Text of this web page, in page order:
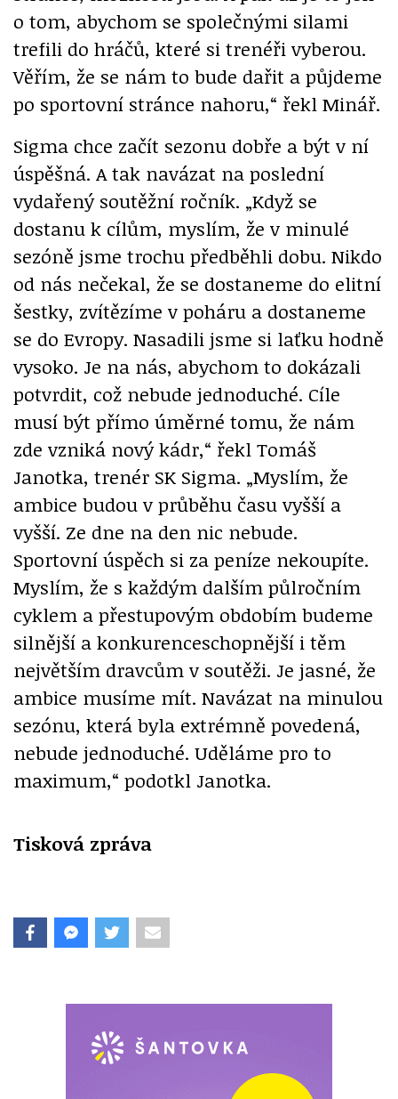
o tom, abychom se společnými silami
trefili do hráčů, které si trenéři vyberou.
Věřím, že se nám to bude dařit a půjdeme
po sportovní stránce nahoru,“ řekl Minář.
Sigma chce začít sezonu dobře a být v ní
úspěšná. A tak navázat na poslední
vydařený soutěžní ročník. „Když se
dostanu k cílům, myslím, že v minulé
sezóně jsme trochu předběhli dobu. Nikdo
od nás nečekal, že se dostaneme do elitní
šestky, zvítězíme v poháru a dostaneme
se do Evropy. Nasadili jsme si laťku hodně
vysoko. Je na nás, abychom to dokázali
potvrdit, což nebude jednoduché. Cíle
musí být přímo úměrné tomu, že nám
zde vzniká nový kádr,“ řekl Tomáš
Janotka, trenér SK Sigma. „Myslím, že
ambice budou v průběhu času vyšší a
vyšší. Ze dne na den nic nebude.
Sportovní úspěch si za peníze nekoupíte.
Myslím, že s každým dalším půlročním
cyklem a přestupovým obdobím budeme
silnější a konkurenceschopnější i těm
největším dravcům v soutěži. Je jasné, že
ambice musíme mít. Navázat na minulou
sezónu, která byla extrémně povedená,
nebude jednoduché. Uděláme pro to
maximum,“ podotkl Janotka.
Tisková zpráva